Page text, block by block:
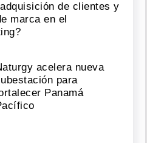
de clientes y
marca en el
acelera nueva
para
Panamá